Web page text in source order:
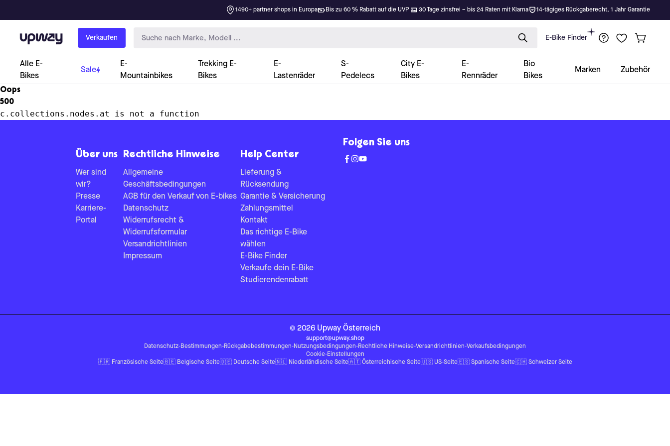
1490+ partner shops in Europa Bis zu 60 % Rabatt auf die UVP 30 Tage zinsfrei – bis 24 Raten mit Klarna 14-tägiges Rückgaberecht, 1 Jahr Garantie
Upway Verkaufen E-Bike Finder
Alle E-
Bikes
Sale
E-
Mountainbikes
Trekking E-
Bikes
E-
Lastenräder
S-
Pedelecs
City E-
Bikes
E-
Rennräder
Bio
Bikes
Marken Zubehör
Oops
500
c.collections.nodes.at is not a function
Über uns
Wer sind
wir?
Presse
Karriere-
Portal
Rechtliche Hinweise
Allgemeine
Geschäftsbedingungen
AGB für den Verkauf von E-bikes
Datenschutz
Widerrufsrecht &
Widerrufsformular
Versandrichtlinien
Impressum
Help Center
Lieferung &
Rücksendung
Garantie & Versicherung
Zahlungsmittel
Kontakt
Das richtige E-Bike
wählen
E-Bike Finder
Verkaufe dein E-Bike
Studierendenrabatt
Folgen Sie uns
© 2026 Upway Österreich
support@upway.shop
Datenschutz-Bestimmungen-Rückgabebestimmungen-Nutzungsbedingungen-Rechtliche Hinweise-Versandrichtlinien-Verkaufsbedingungen
Cookie-Einstellungen
🇫🇷 Französische Seite🇧🇪 Belgische Seite🇩🇪 Deutsche Seite🇳🇱 Niederländische Seite🇦🇹 Österreichische Seite🇺🇸 US-Seite🇪🇸 Spanische Seite🇨🇭 Schweizer Seite